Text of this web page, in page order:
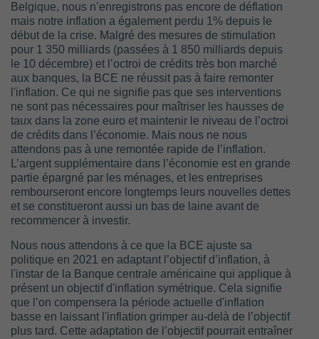
Belgique, nous n’enregistrons pas encore de déflation
mais notre inflation a également perdu 1% depuis le
début de la crise. Malgré des mesures de stimulation
pour 1 350 milliards (passées à 1 850 milliards depuis
le 10 décembre) et l’octroi de crédits très bon marché
aux banques, la BCE ne réussit pas à faire remonter
l'inflation. Ce qui ne signifie pas que ses interventions
ne sont pas nécessaires pour maîtriser les hausses de
taux dans la zone euro et maintenir le niveau de l’octroi
de crédits dans l’économie. Mais nous ne nous
attendons pas à une remontée rapide de l’inflation.
L’argent supplémentaire dans l’économie est en grande
partie épargné par les ménages, et les entreprises
rembourseront encore longtemps leurs nouvelles dettes
et se constitueront aussi un bas de laine avant de
recommencer à investir.
Nous nous attendons à ce que la BCE ajuste sa
politique en 2021 en adaptant l’objectif d’inflation, à
l'instar de la Banque centrale américaine qui applique à
présent un objectif d'inflation symétrique. Cela signifie
que l’on compensera la période actuelle d'inflation
basse en laissant l'inflation grimper au-delà de l’objectif
plus tard. Cette adaptation de l’objectif pourrait entraîner